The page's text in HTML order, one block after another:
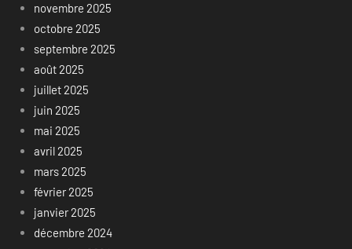
novembre 2025
octobre 2025
septembre 2025
août 2025
juillet 2025
juin 2025
mai 2025
avril 2025
mars 2025
février 2025
janvier 2025
décembre 2024